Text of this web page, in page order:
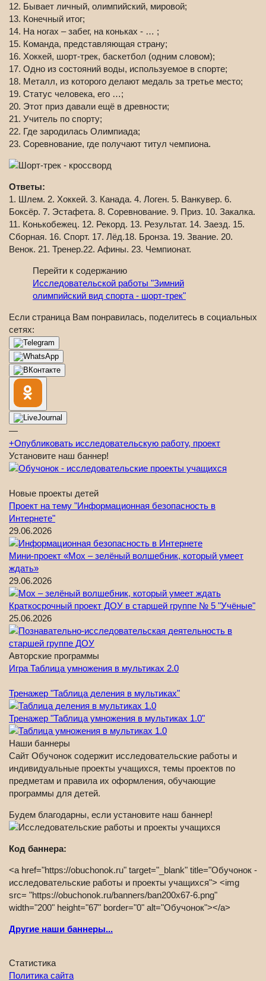
12. Бывает личный, олимпийский, мировой;
13. Конечный итог;
14. На ногах – забег, на коньках - … ;
15. Команда, представляющая страну;
16. Хоккей, шорт-трек, баскетбол (одним словом);
17. Одно из состояний воды, используемое в спорте;
18. Металл, из которого делают медаль за третье место;
19. Статус человека, его …;
20. Этот приз давали ещё в древности;
21. Учитель по спорту;
22. Где зародилась Олимпиада;
23. Соревнование, где получают титул чемпиона.
Ответы:
1. Шлем. 2. Хоккей. 3. Канада. 4. Логен. 5. Ванкувер. 6.
Боксёр. 7. Эстафета. 8. Соревнование. 9. Приз. 10. Закалка.
11. Конькобежец. 12. Рекорд. 13. Результат. 14. Заезд. 15.
Сборная. 16. Спорт. 17. Лёд.18. Бронза. 19. Звание. 20.
Венок. 21. Тренер.22. Афины. 23. Чемпионат.
Перейти к содержанию
Исследовательской работы "Зимний
олимпийский вид спорта - шорт-трек"
Если страница Вам понравилась, поделитесь в социальных
сетях:
—
+Опубликовать исследовательскую работу, проект
Установите наш баннер!
Новые проекты детей
Проект на тему "Информационная безопасность в
Интернете"
29.06.2026
Мини-проект «Мох – зелёный волшебник, который умеет
ждать»
29.06.2026
Краткосрочный проект ДОУ в старшей группе № 5 "Учёные"
25.06.2026
Авторские программы
Игра Таблица умножения в мультиках 2.0
Тренажер "Таблица деления в мультиках"
Тренажер "Таблица умножения в мультиках 1.0"
Наши баннеры
Сайт Обучонок содержит исследовательские работы и
индивидуальные проекты учащихся, темы проектов по
предметам и правила их оформления, обучающие
программы для детей.
Будем благодарны, если установите наш баннер!
Код баннера:
<a href="https://obuchonok.ru" target="_blank" title="Обучонок -
исследовательские работы и проекты учащихся"> <img
src= "https://obuchonok.ru/banners/ban200x67-6.png"
width="200" height="67" border="0" alt="Обучонок"></a>
Другие наши баннеры...
Статистика
Политика сайта